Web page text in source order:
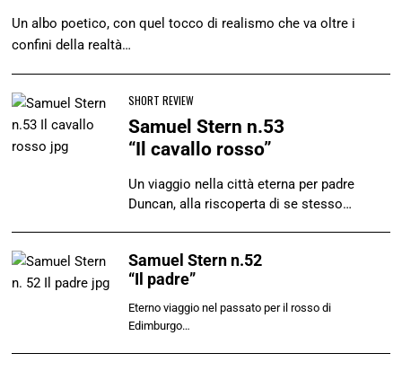
Un albo poetico, con quel tocco di realismo che va oltre i
confini della realtà…
SHORT REVIEW
Samuel Stern n.53
“Il cavallo rosso”
Un viaggio nella città eterna per padre
Duncan, alla riscoperta di se stesso…
Samuel Stern n.52
“Il padre”
Eterno viaggio nel passato per il rosso di
Edimburgo…